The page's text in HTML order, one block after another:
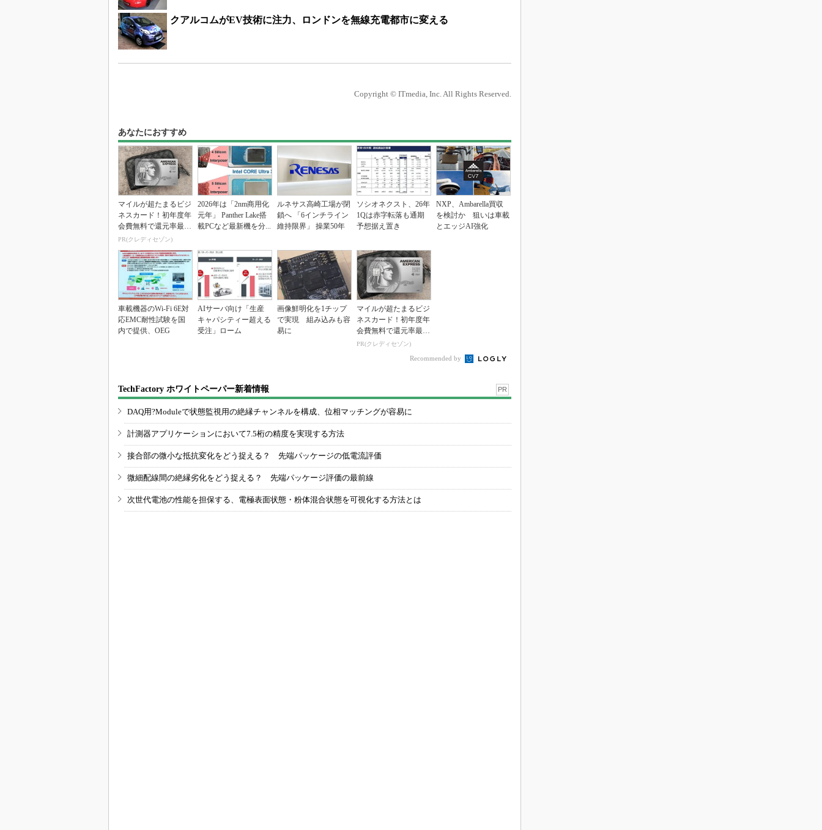
クアルコムがEV技術に注力、ロンドンを無線充電都市に変える
Copyright © ITmedia, Inc. All Rights Reserved.
あなたにおすすめ
マイルが超たまるビジ
ネスカード！初年度年
会費無料で還元率最大
1.125%
PR(クレディセゾン)
2026年は「2nm商用化
元年」 Panther Lake搭
載PCなど最新機を分...
ルネサス高崎工場が閉
鎖へ 「6インチライン
維持限界」 操業50年
ソシオネクスト、26年
1Qは赤字転落も通期
予想据え置き
NXP、Ambarella買収
を検討か 狙いは車載
とエッジAI強化
車載機器のWi-Fi 6E対
応EMC耐性試験を国
内で提供、OEG
AIサーバ向け「生産
キャパシティー超える
受注」ローム
画像鮮明化を1チップ
で実現 組み込みも容
易に
マイルが超たまるビジ
ネスカード！初年度年
会費無料で還元率最大
1.125%
PR(クレディセゾン)
Recommended by
TechFactory ホワイトペーパー新着情報 PR
DAQ用?Moduleで状態監視用の絶縁チャンネルを構成、位相マッチングが容易に
計測器アプリケーションにおいて7.5桁の精度を実現する方法
接合部の微小な抵抗変化をどう捉える？ 先端パッケージの低電流評価
微細配線間の絶縁劣化をどう捉える？ 先端パッケージ評価の最前線
次世代電池の性能を担保する、電極表面状態・粉体混合状態を可視化する方法とは